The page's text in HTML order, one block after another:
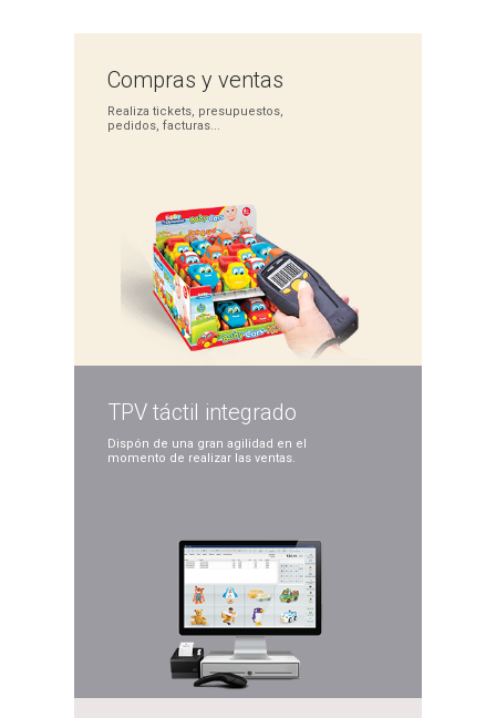
Comprasy ventas
Realiza tickets, presupuestos,
pedidos, facturas...
TPV táctil integrado
Dispón de una gran agilidad en el
momento de realizar las ventas.